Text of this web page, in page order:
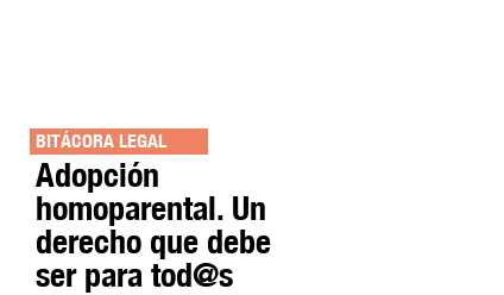
BITÁCORA LEGAL
Adopción
homoparental. Un
derecho que debe
ser para tod@s